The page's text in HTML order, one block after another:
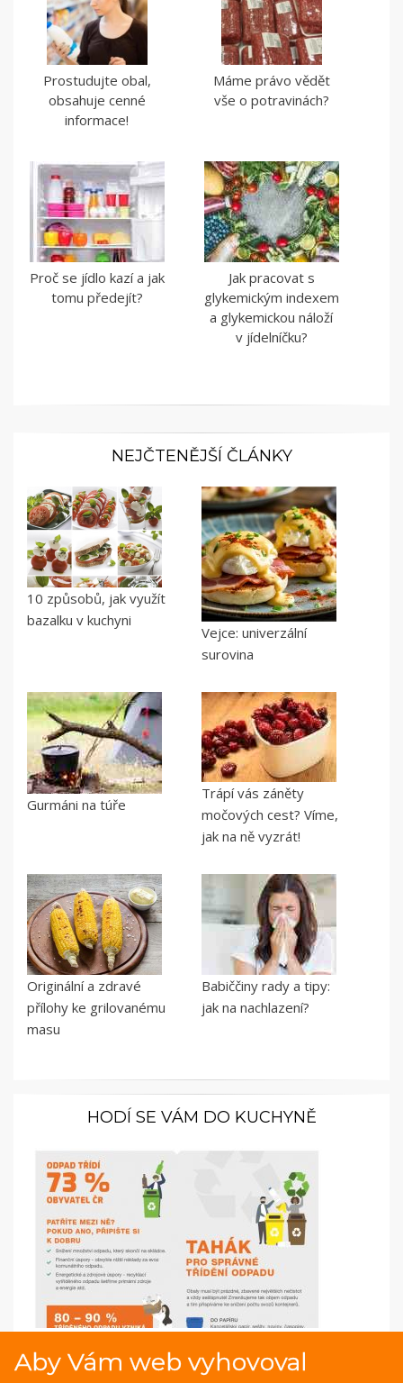
Prostudujte obal,
obsahuje cenné
informace!
Máme právo vědět
vše o potravinách?
Proč se jídlo kazí a jak
tomu předejít?
Jak pracovat s
glykemickým indexem
a glykemickou náloží
v jídelníčku?
NEJČTENĚJŠÍ ČLÁNKY
10 způsobů, jak využít
bazalku v kuchyni
Vejce: univerzální
surovina
Gurmáni na túře
Trápí vás záněty
močových cest? Víme,
jak na ně vyzrát!
Originální a zdravé
přílohy ke grilovanému
masu
Babiččiny rady a tipy:
jak na nachlazení?
HODÍ SE VÁM DO KUCHYNĚ
Infografika: Proč a jak třídit odpad
Aby Vám web vyhovoval